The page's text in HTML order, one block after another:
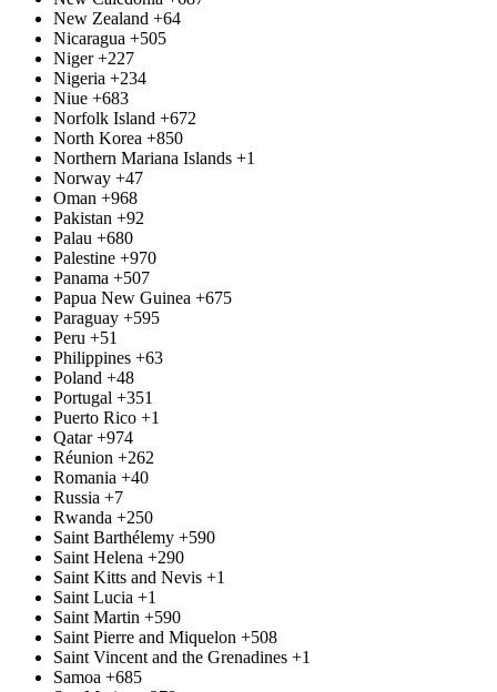
New Zealand +64
Nicaragua +505
Niger +227
Nigeria +234
Niue +683
Norfolk Island +672
North Korea +850
Northern Mariana Islands +1
Norway +47
Oman +968
Pakistan +92
Palau +680
Palestine +970
Panama +507
Papua New Guinea +675
Paraguay +595
Peru +51
Philippines +63
Poland +48
Portugal +351
Puerto Rico +1
Qatar +974
Réunion +262
Romania +40
Russia +7
Rwanda +250
Saint Barthélemy +590
Saint Helena +290
Saint Kitts and Nevis +1
Saint Lucia +1
Saint Martin +590
Saint Pierre and Miquelon +508
Saint Vincent and the Grenadines +1
Samoa +685